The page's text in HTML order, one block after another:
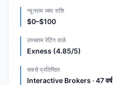
न्यूनतम जमा राशि
$0–$100
उच्चतम रेटिंग वाले
Exness (4.85/5)
सबसे प्रतिष्ठित
Interactive Brokers · 47 वर्ष